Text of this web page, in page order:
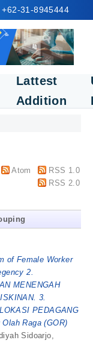
+62-31-8945444
Lattest
Addition
Atom
RSS 1.0
RSS 2.0
of Female Worker
2.
MENENGAH
3.
PEDAGANG
Raga (GOR)
Sidoarjo,